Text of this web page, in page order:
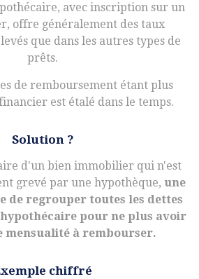
avec inscription sur un
offre généralement des taux
que dans les autres types de
prêts.
de remboursement étant plus
est étalé dans le temps.
Solution ?
d'un bien immobilier qui n'est
grevé par une hypothèque, une
de regrouper toutes les dettes
pour ne plus avoir
mensualité à rembourser.
chiffré